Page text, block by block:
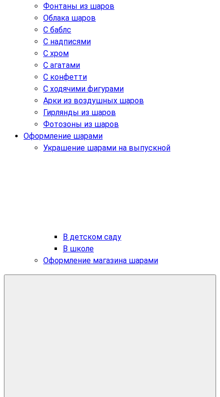
Фонтаны из шаров
Облака шаров
С баблс
С надписями
С хром
С агатами
С конфетти
С ходячими фигурами
Арки из воздушных шаров
Гирлянды из шаров
Фотозоны из шаров
Оформление шарами
Украшение шарами на выпускной
В детском саду
В школе
Оформление магазина шарами